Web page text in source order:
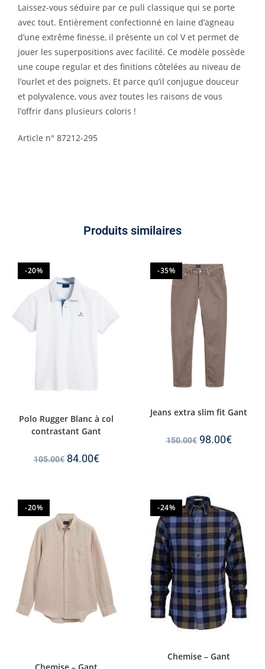
Laissez-vous séduire par ce pull classique qui se porte
avec tout. Entièrement confectionné en laine d’agneau
d’une extrême finesse, il présente un col V et permet de
jouer les superpositions avec facilité. Ce modèle possède
une coupe regular et des finitions côtelées au niveau de
l’ourlet et des poignets. Et parce qu’il conjugue douceur
et polyvalence, vous avez toutes les raisons de vous
l’offrir dans plusieurs coloris !
Article n° 87212-295
Produits similaires
-20%
Polo Rugger Blanc à col
contrastant Gant
105.00€ 84.00€
-35%
Jeans extra slim fit Gant
150.00€ 98.00€
-20% -24%
Chemise – Gant